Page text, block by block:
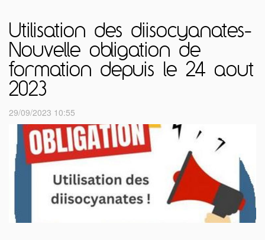
Utilisation des diisocyanates-
Nouvelle obligation de
formation depuis le 24 aout
2023
29/09/2023 10:55